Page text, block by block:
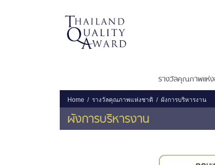
รางวัลคุณภาพแห่
Home รางวัลคุณภาพแห่งชาติ ผังการบริหารงาน
ผังการบริหารงาน